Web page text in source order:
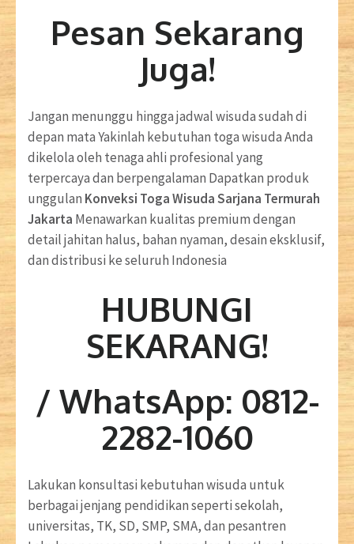
Pesan Sekarang
Juga!
Jangan menunggu hingga jadwal wisuda sudah di
depan mata Yakinlah kebutuhan toga wisuda Anda
dikelola oleh tenaga ahli profesional yang
terpercaya dan berpengalaman Dapatkan produk
unggulan Konveksi Toga Wisuda Sarjana Termurah
Jakarta Menawarkan kualitas premium dengan
detail jahitan halus, bahan nyaman, desain eksklusif,
dan distribusi ke seluruh Indonesia
HUBUNGI
SEKARANG!
/ WhatsApp: 0812-
2282-1060
Lakukan konsultasi kebutuhan wisuda untuk
berbagai jenjang pendidikan seperti sekolah,
universitas, TK, SD, SMP, SMA, dan pesantren